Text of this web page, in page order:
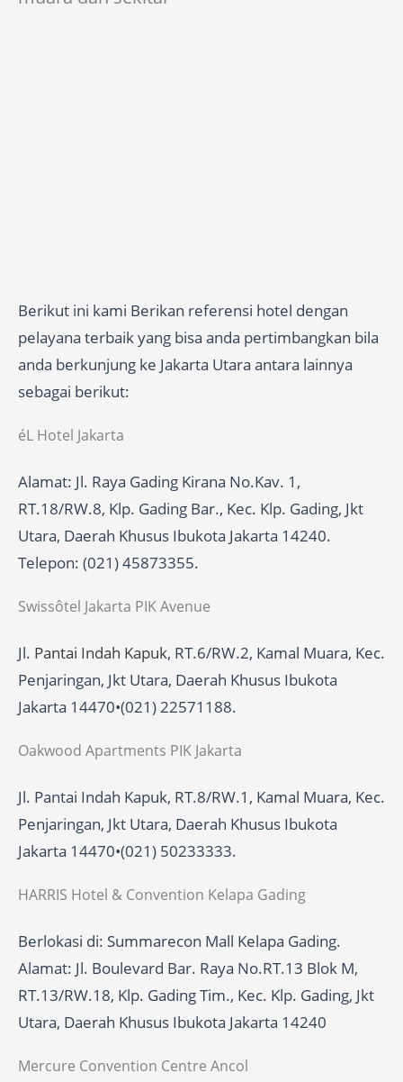
Berikut ini kami Berikan referensi hotel dengan
pelayana terbaik yang bisa anda pertimbangkan bila
anda berkunjung ke Jakarta Utara antara lainnya
sebagai berikut:
éL Hotel Jakarta
Alamat: Jl. Raya Gading Kirana No.Kav. 1,
RT.18/RW.8, Klp. Gading Bar., Kec. Klp. Gading, Jkt
Utara, Daerah Khusus Ibukota Jakarta 14240.
Telepon: (021) 45873355.
Swissôtel Jakarta PIK Avenue
Jl. Pantai Indah Kapuk, RT.6/RW.2, Kamal Muara, Kec.
Penjaringan, Jkt Utara, Daerah Khusus Ibukota
Jakarta 14470•(021) 22571188.
Oakwood Apartments PIK Jakarta
Jl. Pantai Indah Kapuk, RT.8/RW.1, Kamal Muara, Kec.
Penjaringan, Jkt Utara, Daerah Khusus Ibukota
Jakarta 14470•(021) 50233333.
HARRIS Hotel & Convention Kelapa Gading
Berlokasi di: Summarecon Mall Kelapa Gading.
Alamat: Jl. Boulevard Bar. Raya No.RT.13 Blok M,
RT.13/RW.18, Klp. Gading Tim., Kec. Klp. Gading, Jkt
Utara, Daerah Khusus Ibukota Jakarta 14240
Mercure Convention Centre Ancol